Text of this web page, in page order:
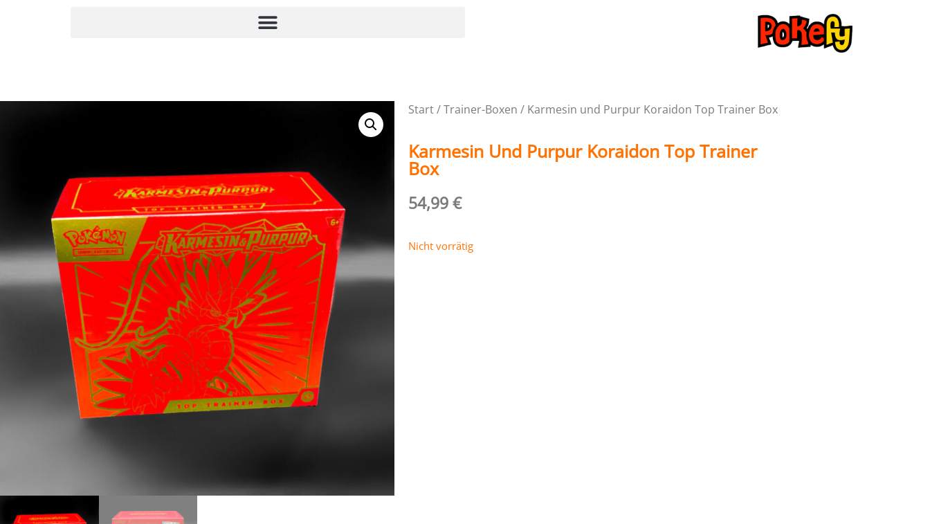
Start/Trainer-Boxen / Karmesin und Purpur Koraidon Top Trainer Box
Karmesin Und Purpur Koraidon Top Trainer
Box
54,99€
Nicht vorrätig